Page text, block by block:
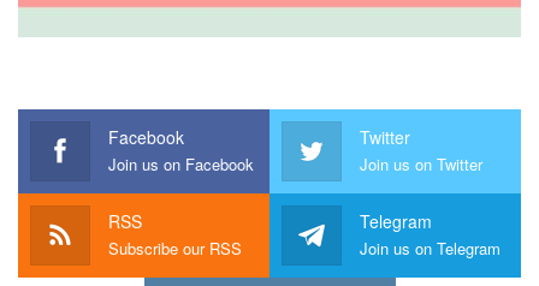
Facebook
Join us on Facebook
Twitter
Join us on Twitter
RSS
Subscribe our RSS
Telegram
Join us on Telegram